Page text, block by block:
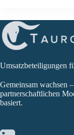
Umsatzbeteiligungen
Gemeinsam wachsen
partnerschaftlichen
basiert.